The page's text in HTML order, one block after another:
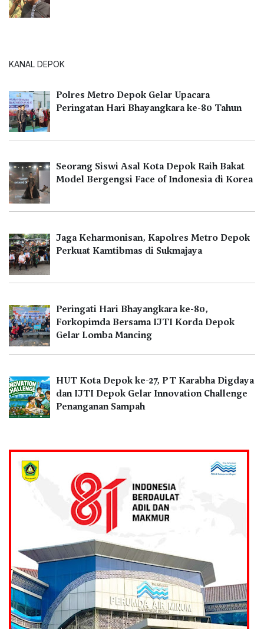
KANAL DEPOK
Polres Metro Depok Gelar Upacara
Peringatan Hari Bhayangkara ke-80 Tahun
Seorang Siswi Asal Kota Depok Raih Bakat
Model Bergengsi Face of Indonesia di Korea
Jaga Keharmonisan, Kapolres Metro Depok
Perkuat Kamtibmas di Sukmajaya
Peringati Hari Bhayangkara ke-80,
Forkopimda Bersama IJTI Korda Depok
Gelar Lomba Mancing
HUT Kota Depok ke-27, PT Karabha Digdaya
dan IJTI Depok Gelar Innovation Challenge
Penanganan Sampah